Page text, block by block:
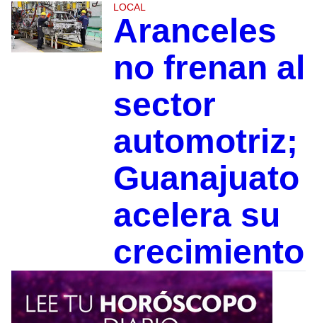
LOCAL
Aranceles
no frenan al
sector
automotriz;
Guanajuato
acelera su
crecimiento